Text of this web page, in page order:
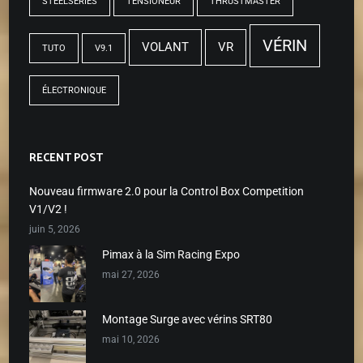
TUTO V9.1 VOLANT VR VÉRIN
ÉLECTRONIQUE
RECENT POST
Nouveau firmware 2.0 pour la Control Box Competition
V1/V2 !
juin 5, 2026
Pimax à la Sim Racing Expo
mai 27, 2026
Montage Surge avec vérins SRT80
mai 10, 2026